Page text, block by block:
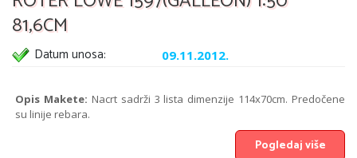
81,6CM
Datum unosa: 09.11.2012.
Opis Makete: Nacrt sadrži 3 lista dimenzije 114x70cm. Predočene
su linije rebara.
Pogledaj više